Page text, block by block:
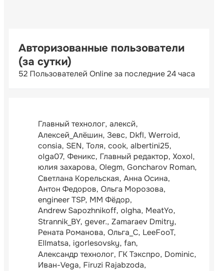
Авторизованные пользователи
(за сутки)
52 Пользователей Online за последние 24 часа
Главный технолог алексй
Алексей_Алёшин Зевс Dkfl Werroid
consia SEN Толя cook albertini25
olga07 Феникс Главный редактор Xoxol
юлия захарова Olegm Goncharov Roman
Светлана Корельская Анна Осина
Антон Федоров Ольга Морозова
engineer TSP ММ Фёдор
Andrew Sapozhnikoff olgha MeatYo
Strannik_BY gever. Zamaraev Dmitry
Рената Романова Ольга_С LeeFooT
Ellmatsa igorlesovsky fan
Александр технолог ГК Тэкспро Dominic
Иван-Vega Firuzi Rajabzoda